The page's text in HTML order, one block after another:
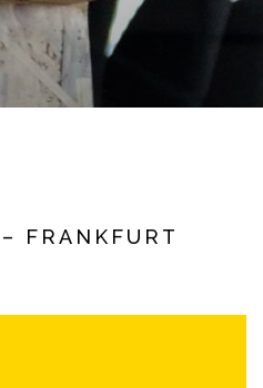
FRANKFURT